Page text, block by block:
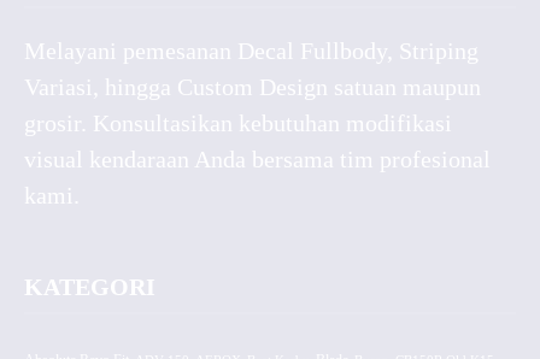
Melayani pemesanan Decal Fullbody, Striping
Variasi, hingga Custom Design satuan maupun
grosir. Konsultasikan kebutuhan modifikasi
visual kendaraan Anda bersama tim profesional
kami.
KATEGORI